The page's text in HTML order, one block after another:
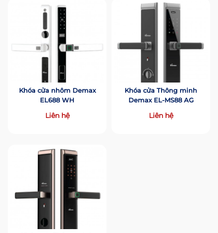
Khóa cửa nhôm Demax
EL688 WH
Liên hệ
Khóa cửa Thông minh
Demax EL-MS88 AG
Liên hệ